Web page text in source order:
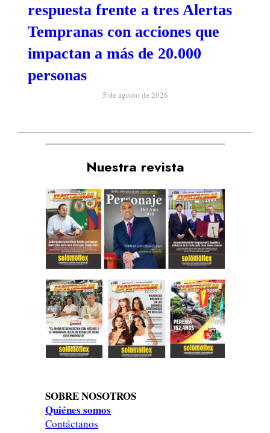
respuesta frente a tres Alertas
Tempranas con acciones que
impactan a más de 20.000
personas
5 de agosto de 2026
Nuestra revista
SOBRE NOSOTROS
Quiénes somos
Contáctanos